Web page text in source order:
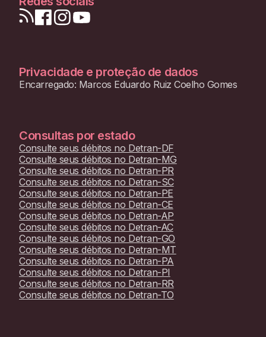
Privacidade e proteção de dados
Encarregado: Marcos Eduardo Ruiz Coelho Gomes
Consultas por estado
Consulte seus débitos no Detran-DF
Consulte seus débitos no Detran-MG
Consulte seus débitos no Detran-PR
Consulte seus débitos no Detran-SC
Consulte seus débitos no Detran-PE
Consulte seus débitos no Detran-CE
Consulte seus débitos no Detran-AP
Consulte seus débitos no Detran-AC
Consulte seus débitos no Detran-GO
Consulte seus débitos no Detran-MT
Consulte seus débitos no Detran-PA
Consulte seus débitos no Detran-PI
Consulte seus débitos no Detran-RR
Consulte seus débitos no Detran-TO